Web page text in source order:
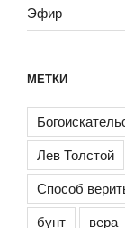
Эфир
МЕТКИ
Лев Толстой
Способ
бунт
вера